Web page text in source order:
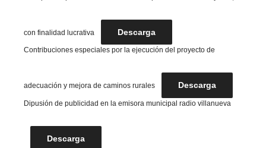
con finalidad lucrativa Descarga
Contribuciones especiales por la ejecución del proyecto de
adecuación y mejora de caminos rurales Descarga
Dipusión de publicidad en la emisora municipal radio villanueva
Descarga